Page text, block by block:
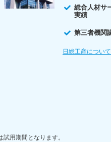
総合人材サ
実績
第三者機関
日総工産につい
用期間となります。